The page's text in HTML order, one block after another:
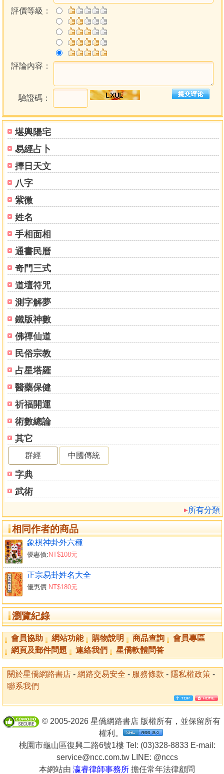
堪輿陽宅
易經占卜
擇日天文
八字
紫微
姓名
手相面相
通書民曆
奇門三式
道壇符咒
測字解夢
鐵版神數
佛禪仙道
民俗宗教
占星塔羅
醫藥保健
祈福開運
術數總論
其它
群經 中國傳統
字典
武術
所有分類
相同作者的商品
象棋神卦外六種
優惠價: NT$108元
正宗易卦姓名大全
優惠價: NT$180元
瀏覽紀錄
屬羊逐日吉凶福祿詳解
屬羊逐時吉凶福祿詳解
屬羊六親生剋和目返逆分析
屬猴逐年吉凶福祿詳解
屬猴逐月吉凶福祿詳解
屬猴逐日吉凶福祿詳解
屬猴六親生剋和目返逆分析
屬雞逐年吉凶福祿詳解
屬雞逐月吉凶福祿詳解
屬雞逐日吉凶福祿詳解
屬雞逐時吉凶福祿詳解
屬雞六親生剋和目返逆分析
屬狗逐年吉凶福祿詳解
屬狗逐月吉凶福祿詳解
屬狗逐日吉凶福祿詳解
屬狗逐時吉凶福祿詳解
屬狗六親生剋和目返逆分析
屬豬逐年吉凶福祿詳解
屬豬逐月吉凶福祿詳解
屬豬逐日吉凶福祿詳解
屬豬逐時吉凶福祿詳解
屬豬六親生剋和目返逆分析
傳統手相學
手相學簡介
指紋相術
手指相斷法
面相學
面相學概要
顏面六相
觀看眼與眉
鼻相
口唇相
身材與性格之關係
傳統合婚論相
男女配婚吉凶
傳統擇日說
擇日學入門
怎樣迴吉日良辰
如何由體態上來觀人
人體類型的分類
肥胖型與瘦弱型的性格局所不同
如何由頭、臉來看人
由面貌觀人的智慧
為什麼由面貌可以觀人呢
由臉的各個部位來看人
眼－－代表人一切的「靈魂之窗」
眉毛－－人類臉部所具有的特徵
觀眉術
鼻－－鎮座於五官的中央，是自我的象徵
觀鼻術
耳－－象徵先天性的部位
口－－感情及知性的表現
牙齒－－青芽開花的「葉」
舌－－健康及生活的晴雨計
觀舌術
下巴－－愛情、氣力、財運
額－－此為閃耀榮光的部位
頭髮－－無濃發的宰相，亦無禿頭的健兒
鬍子－－鬍子濃密的人是勇者，稀薄的人是智者
由動作和態度來判斷人的智慧
由姿態來看個性的方法
評價等級：
評論內容：
驗證碼：
會員協助 網站功能 購物說明 商品查詢
會員專區
網頁及郵件問題
連絡我們 星僑軟體問答
關於星僑網路書店 - 網路交易安全 - 服務條款 - 隱私權政策 -
聯系我們
© 2005-2026 星僑網路書店 版權所有，並保留所有
權利。
桃園市龜山區復興二路6號1樓 Tel: (03)328-8833 E-mail:
service@ncc.com.tw LINE: @nccs
本網站由 瀛睿律師事務所 擔任常年法律顧問